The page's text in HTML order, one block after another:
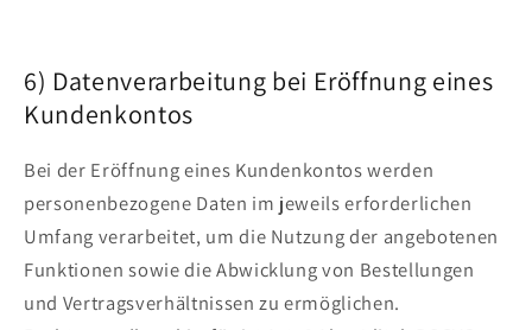
6) Datenverarbeitung bei Eröffnung eines
Kundenkontos
Bei der Eröffnung eines Kundenkontos werden
personenbezogene Daten im jeweils erforderlichen
Umfang verarbeitet, um die Nutzung der angebotenen
Funktionen sowie die Abwicklung von Bestellungen
und Vertragsverhältnissen zu ermöglichen.